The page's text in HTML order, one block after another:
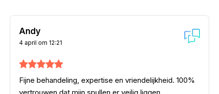
Andy
4 april om 12:21
Fijne behandeling, expertise en vriendelijkheid. 100%